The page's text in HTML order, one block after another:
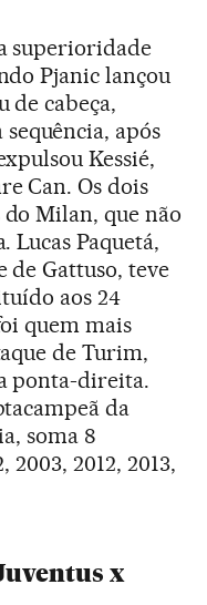
superioridade
Pjanic lançou
de cabeça,
após
Kessié,
Can. Os dois
Milan, que não
Paquetá,
Gattuso, teve
aos 24
quem mais
de Turim,
ponta-direita.
da
soma 8
2003, 2012, 2013,
x